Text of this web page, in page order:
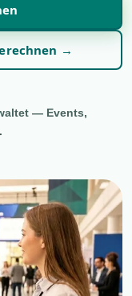
→
— Events,